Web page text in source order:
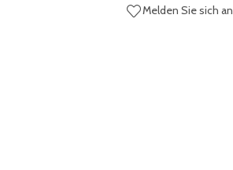
Melden Sie sich an